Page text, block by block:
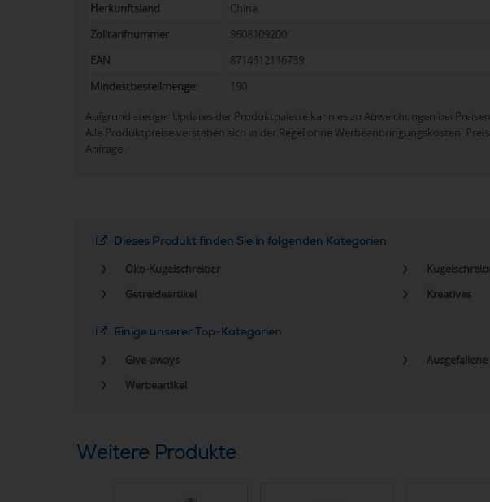
Herkunftsland
China
Zolltarifnummer
9608109200
EAN
8714612116739
Mindestbestellmenge:
190
Aufgrund stetiger Updates der Produktpalette kann es zu Abweichungen bei
Alle Produktpreise verstehen sich in der Regel ohne Werbeanbringungskosten.
Anfrage.
Dieses Produkt finden Sie in folgenden Kategorien
Öko-Kugelschreiber
Getreideartikel
Kreatives
Einige unserer Top-Kategorien
Give-aways
Werbeartikel
Weitere Produkte